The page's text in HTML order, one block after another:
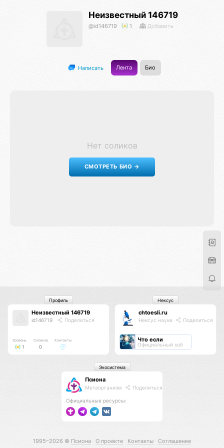
Неизвестный 146719
@id146719 1 Добавить
Написать Лента Био
Нет соликов
СМОТРЕТЬ БИО →
Неизвестный 146719
id146719 Поделиться
Уровень
1
Соликов
0
Контакты
Профиль
chtoesli.ru
Нексус науки Поделиться
Что если
Официальный хаб
Нексус
Псиона
Метаорганизм Поделиться
Официальные ресурсы:
Экосистема
1995–2026 © Псиона О проекте Контакты Соглашение